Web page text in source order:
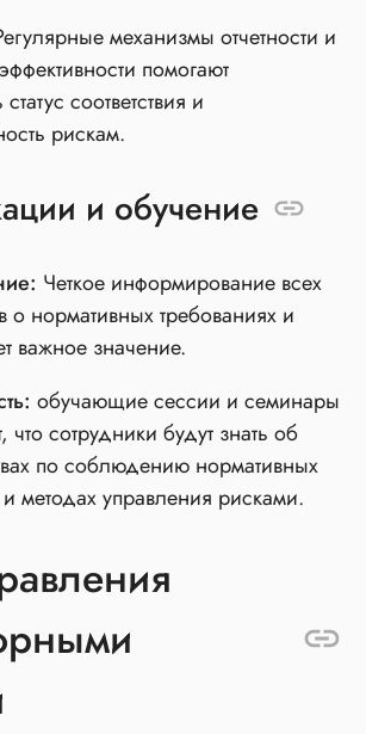
механизмы отчетности и
помогают
соответствия и
рискам.
и обучение
Четкое информирование всех
о нормативных требованиях и
важное значение.
обучающие сессии и семинары
что сотрудники будут знать об
по соблюдению нормативных
методах управления рисками.